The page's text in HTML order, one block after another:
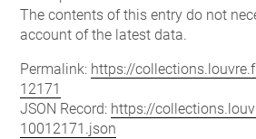
The contents of this entry do not
account of the latest data.
Permalink: https://
12171
JSON Record: https://
10012171.json